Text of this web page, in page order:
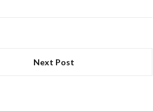
Next Post